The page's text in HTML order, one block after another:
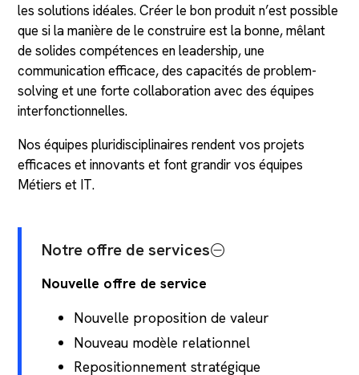
les solutions idéales. Créer le bon produit n’est possible
que si la manière de le construire est la bonne, mêlant
de solides compétences en leadership, une
communication efficace, des capacités de problem-
solving et une forte collaboration avec des équipes
interfonctionnelles.
Nos équipes pluridisciplinaires rendent vos projets
efficaces et innovants et font grandir vos équipes
Métiers et IT.
Notre offre de services
Nouvelle offre de service
Nouvelle proposition de valeur
Nouveau modèle relationnel
Repositionnement stratégique